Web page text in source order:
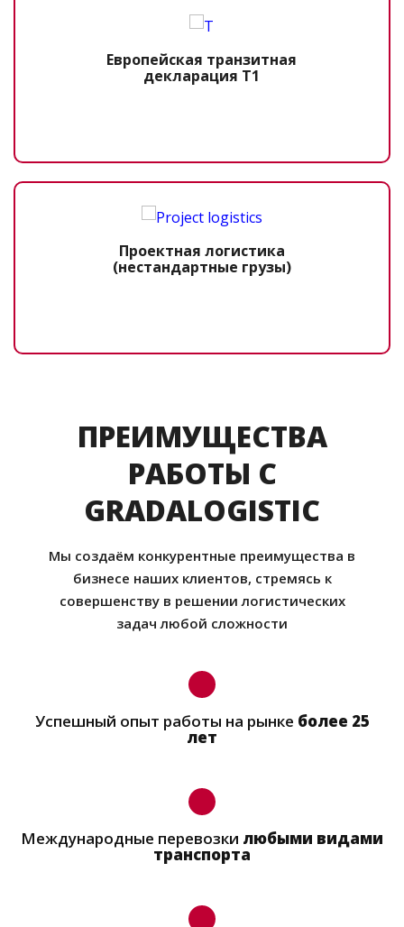
Европейская транзитная
декларация Т1
Проектная логистика
(нестандартные грузы)
ПРЕИМУЩЕСТВА
РАБОТЫ С
GRADALOGISTIC
Мы создаём конкурентные преимущества в
бизнесе наших клиентов, стремясь к
совершенству в решении логистических
задач любой сложности
Успешный опыт работы на рынке более 25
лет
Международные перевозки любыми видами
транспорта